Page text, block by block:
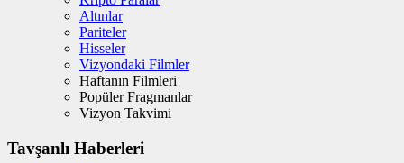
Altınlar
Pariteler
Hisseler
Vizyondaki Filmler
Haftanın Filmleri
Popüler Fragmanlar
Vizyon Takvimi
Tavşanlı Haberleri